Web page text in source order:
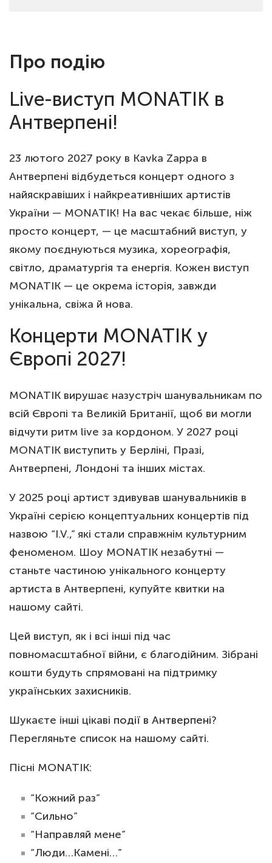
Про подію
Live-виступ MONATIK в
Антверпені!
23 лютого 2027 року в Kavka Zappa в
Антверпені відбудеться концерт одного з
найяскравіших і найкреативніших артистів
України — MONATIK! На вас чекає більше, ніж
просто концерт, — це масштабний виступ, у
якому поєднуються музика, хореографія,
світло, драматургія та енергія. Кожен виступ
MONATIK — це окрема історія, завжди
унікальна, свіжа й нова.
Концерти MONATIK у
Європі 2027!
MONATIK вирушає назустріч шанувальникам по
всій Європі та Великій Британії, щоб ви могли
відчути ритм live за кордоном. У 2027 році
MONATIK виступить у Берліні, Празі,
Антверпені, Лондоні та інших містах.
У 2025 році артист здивував шанувальників в
Україні серією концептуальних концертів під
назвою “I.V.,” які стали справжнім культурним
феноменом. Шоу MONATIK незабутні —
станьте частиною унікального концерту
артиста в Антверпені, купуйте квитки на
нашому сайті.
Цей виступ, як і всі інші під час
повномасштабної війни, є благодійним. Зібрані
кошти будуть спрямовані на підтримку
українських захисників.
Шукаєте інші цікаві події в Антверпені?
Перегляньте список на нашому сайті.
Пісні MONATIK:
“Кожний раз”
“Сильно”
“Направляй мене”
“Люди…Камені…”